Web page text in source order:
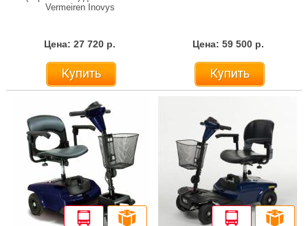
Vermeiren Inovys
Цена: 27 720 р.
Купить
Цена: 59 500 р.
Купить